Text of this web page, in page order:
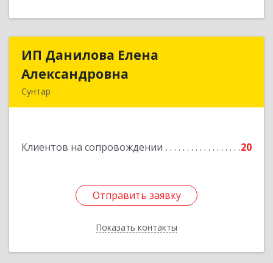
ИП Данилова Елена
Александровна
Сунтар
Клиентов на сопровождении 20
Отправить заявку
Показать контакты
ИП Данилова Елена
Отправить заявку
Назад